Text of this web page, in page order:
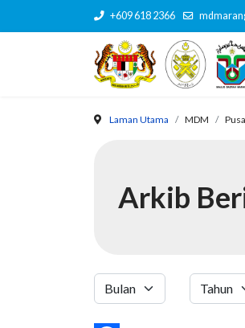
+609 618 2366
Laman Utama MDM
Arkib